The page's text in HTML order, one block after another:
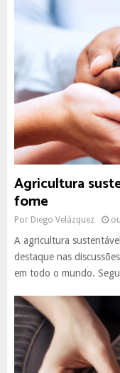
Agricultura
fome
Por Diego Velázquez
A agricultura
destaque nas
em todo o mundo.